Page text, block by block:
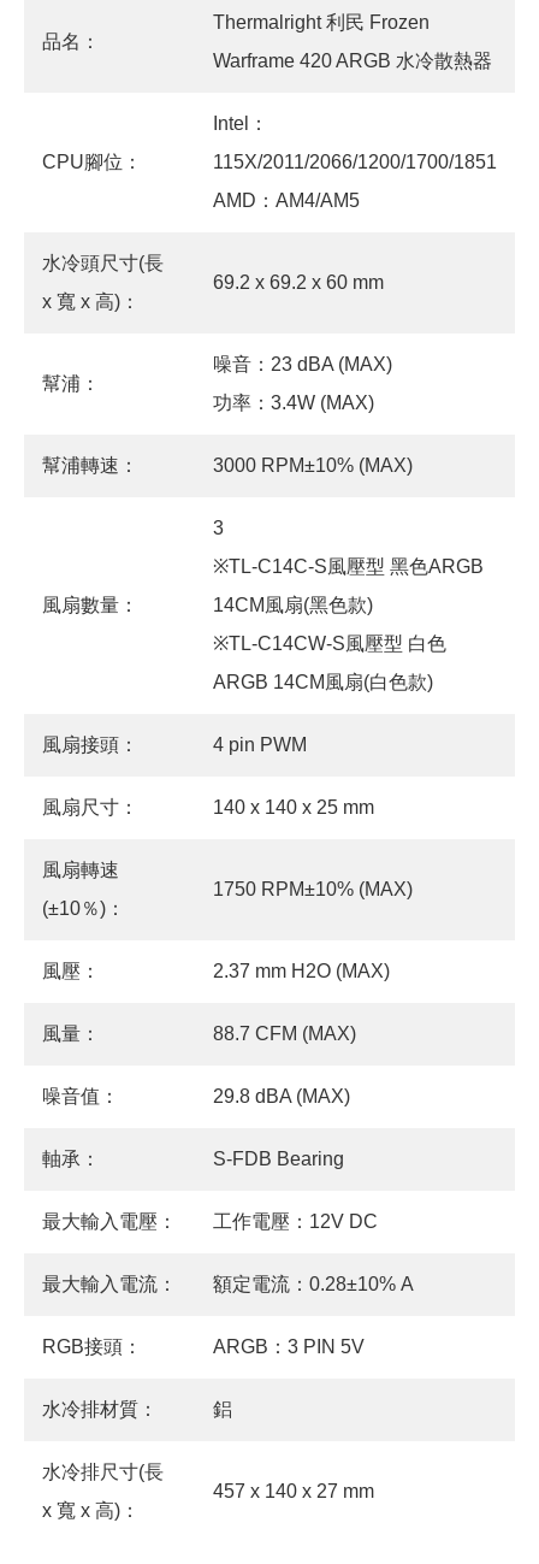
品名：
Thermalright 利民 Frozen
Warframe 420 ARGB 水冷散熱器
CPU腳位：
Intel：
115X/2011/2066/1200/1700/1851
AMD：AM4/AM5
水冷頭尺寸(長
x 寬 x 高)：
69.2 x 69.2 x 60 mm
幫浦：
噪音：23 dBA (MAX)
功率：3.4W (MAX)
幫浦轉速： 3000 RPM±10% (MAX)
風扇數量：
3
※TL-C14C-S風壓型 黑色ARGB
14CM風扇(黑色款)
※TL-C14CW-S風壓型 白色
ARGB 14CM風扇(白色款)
風扇接頭： 4 pin PWM
風扇尺寸： 140 x 140 x 25 mm
風扇轉速
(±10％)：
1750 RPM±10% (MAX)
風壓： 2.37 mm H2O (MAX)
風量： 88.7 CFM (MAX)
噪音值： 29.8 dBA (MAX)
軸承： S-FDB Bearing
最大輸入電壓： 工作電壓：12V DC
最大輸入電流： 額定電流：0.28±10% A
RGB接頭： ARGB：3 PIN 5V
水冷排材質： 鋁
水冷排尺寸(長
x 寬 x 高)：
457 x 140 x 27 mm